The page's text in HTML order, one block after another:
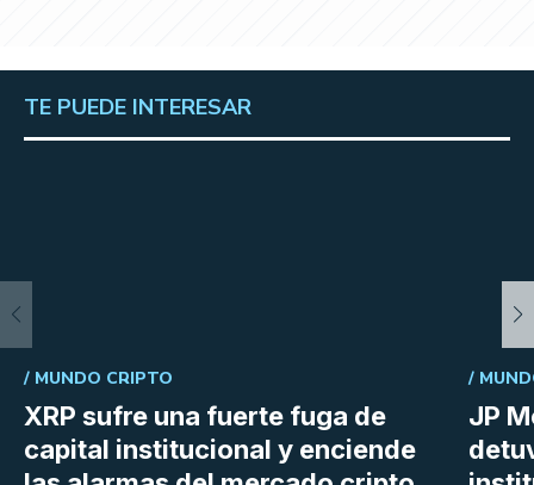
TE PUEDE INTERESAR
XRP sufre una fuerte fuga de
capital institucional y enciende
/ MUNDO CRIPTO
JP
/